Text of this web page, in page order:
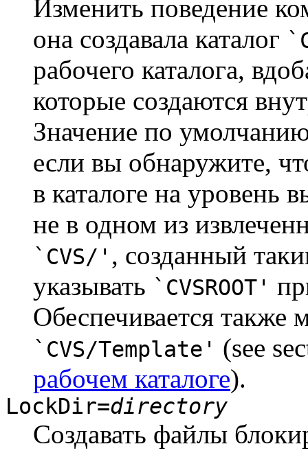
Изменить поведение
она создавала каталог
рабочего каталога,
которые создаются
Значение по
если вы обнаружите,
в каталоге на уровень
не в одном из
`CVS/' , созданный
указывать `CVSROOT'
Обеспечивается также
`CVS/Template' (see
рабочем каталоге).
LockDir=directory
Создавать файлы